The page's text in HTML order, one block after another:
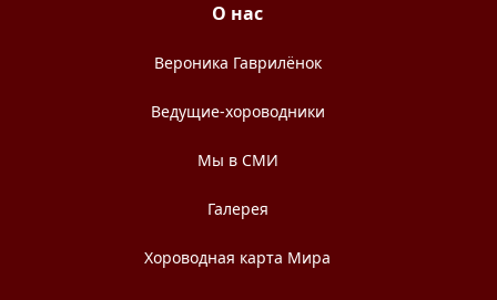
О нас
Вероника Гаврилёнок
Ведущие-хороводники
Мы в СМИ
Галерея
Хороводная карта Мира